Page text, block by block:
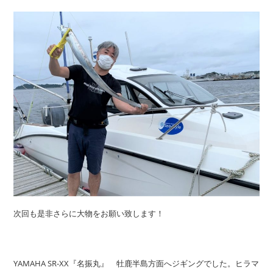
求人情報
次回も是非さらに大物をお願い致します！
YAMAHA SR-XX『名振丸』 牡鹿半島方面へジギングでした。ヒラマ